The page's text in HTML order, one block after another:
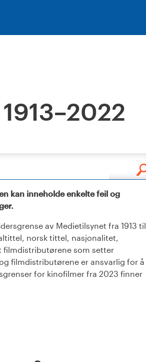
kan inneholde enkelte feil og
av Medietilsynet fra 1913 til
norsk tittel, nasjonalitet,
filmdistributørene som setter
filmdistributørene er ansvarlig for å
for kinofilmer fra 2023 finner